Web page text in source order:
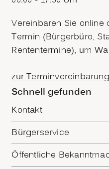
Vereinbaren Sie online
Termin (Bürgerbüro,
Rententermine), um
zur Terminvereinbarung
Schnell gefunden
Kontakt
Bürgerservice
Öffentliche